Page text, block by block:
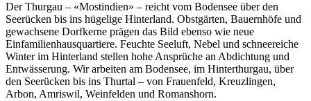
Der Thurgau – «Mostindien» – reicht vom Bodensee über den
Seerücken bis ins hügelige Hinterland. Obstgärten, Bauernhöfe und
gewachsene Dorfkerne prägen das Bild ebenso wie neue
Einfamilienhausquartiere. Feuchte Seeluft, Nebel und schneereiche
Winter im Hinterland stellen hohe Ansprüche an Abdichtung und
Entwässerung. Wir arbeiten am Bodensee, im Hinterthurgau, über
den Seerücken bis ins Thurtal – von Frauenfeld, Kreuzlingen,
Arbon, Amriswil, Weinfelden und Romanshorn.